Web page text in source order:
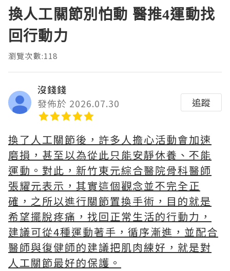
換人工關節別怕動 醫推4運動找
回行動力
瀏覽次數:118
沒錢錢
發佈於 2026.07.30
追蹤
換了人工關節後，許多人擔心活動會加速
磨損，甚至以為從此只能安靜休養、不能
運動。對此，新竹東元綜合醫院骨科醫師
張耀元表示，其實這個觀念並不完全正
確，之所以進行關節置換手術，目的就是
希望擺脫疼痛，找回正常生活的行動力，
建議可從4種運動著手，循序漸進，並配合
醫師與復健師的建議把肌肉練好，就是對
人工關節最好的保護。